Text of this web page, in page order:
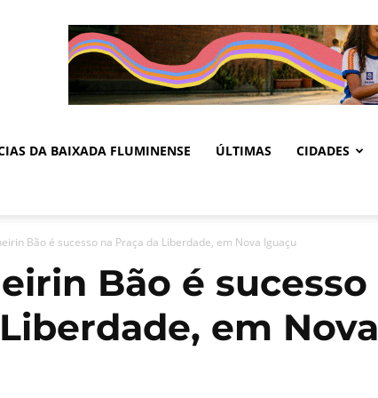
DA BAIXADA FLUMINENSE ÚLTIMAS CIDADES
Bão é sucesso na Praça da Liberdade, em Nova Iguaçu
Bão é sucesso
em Nova